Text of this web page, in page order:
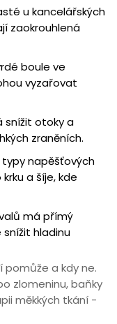
u kancelářských
zaokrouhlená
boule ve
vyzařovat
snížit otoky a
zraněních.
typy napěšťových
a šíje, kde
má přímý
hladinu
pomůže a kdy ne.
zlomeninu, baňky
měkkých tkání -